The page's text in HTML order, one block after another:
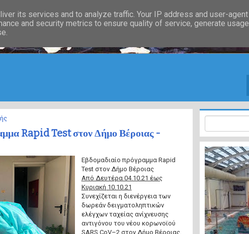
Rapid Test στον Δήμο Βέροιας -
Εβδομαδιαίο πρόγραμμα Rapid
Test στον Δήμο Βέροιας
Από Δευτέρα 04.10.21 έως
Κυριακή 10.10.21
Συνεχίζεται η διενέργεια των
δωρεάν δειγματοληπτικών
ελέγχων ταχείας ανίχνευσης
αντιγόνου του νέου κορωνοϊού
SARS CoV–2 στον Δήμο Βέροιας,
its services and to analyze traffic. Your IP address and user-agent
and security metrics to ensure quality of service, generate usage